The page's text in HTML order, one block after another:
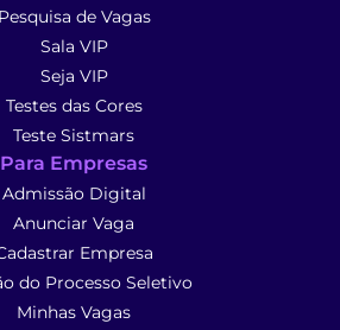
Pesquisa de Vagas
Sala VIP
Seja VIP
Testes das Cores
Teste Sistmars
Para Empresas
Admissão Digital
Anunciar Vaga
Empresa
do Processo Seletivo
Minhas Vagas